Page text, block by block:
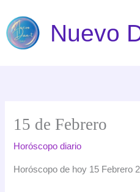
contenido
Nuevo
15 de Febrero
Horóscopo diario
Horóscopo de hoy 15 Febrero